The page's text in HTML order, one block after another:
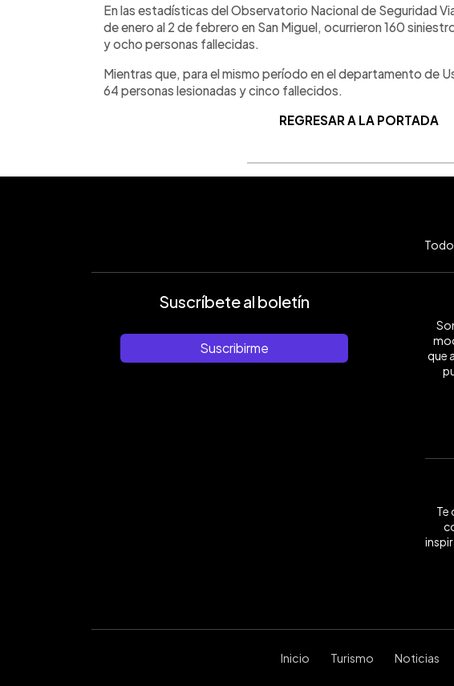
En las estadísticas del Observatorio Nacional de Seguridad
de enero al 2 de febrero en San Miguel, ocurrieron 160
y ocho personas fallecidas.
Mientras que, para el mismo período en el departamento de
64 personas lesionadas y cinco fallecidos.
REGRESAR A LA PORTADA
Suscríbete al boletín
Suscribirme
que
Te
Inicio Turismo Noticias